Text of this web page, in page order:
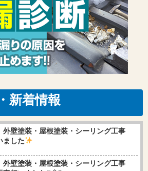
新着情報
外壁塗装・屋根塗装・シーリング工事
ました
外壁塗装・屋根塗装・シーリング工事